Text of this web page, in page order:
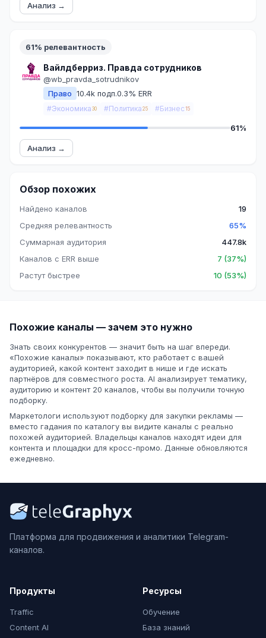
Анализ →
61% релевантность
Вайлдберриз. Правда сотрудников
@wb_pravda_sotrudnikov
Право 10.4k подп.0.3% ERR
#Экономика 30 #Политика 25 #Бизнес 15
61%
Анализ →
Обзор похожих
Найдено каналов
19
Средняя релевантность
65%
Суммарная аудитория
447.8k
Каналов с ERR выше
7 (37%)
Растут быстрее
10 (53%)
Похожие каналы — зачем это нужно
Знать своих конкурентов — значит быть на шаг впереди.
«Похожие каналы» показывают, кто работает с вашей
аудиторией, какой контент заходит в нише и где искать
партнёров для совместного роста. AI анализирует тематику,
аудиторию и контент 20 каналов, чтобы вы получили точную
подборку.
Маркетологи используют подборку для закупки рекламы —
вместо гадания по каталогу вы видите каналы с реально
похожей аудиторией. Владельцы каналов находят идеи для
контента и площадки для кросс-промо. Данные обновляются
ежедневно.
Платформа для продвижения и аналитики Telegram-
каналов.
Продукты
Traffic
Content AI
Ресурсы
Обучение
База знаний